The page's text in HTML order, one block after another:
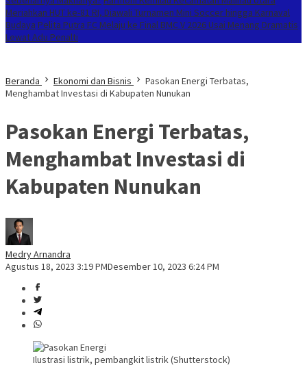
Meriahkan HUT ke-81 RI, Diawali Turnamen Mini Soccer hingga Karnaval
Budaya Pelita Putra FC Melaju ke Final BMC V 2026 Usai Menang Dramatis
Lewat Adu Penalti
Beranda Ekonomi dan Bisnis
Pasokan Energi Terbatas,
Menghambat Investasi di Kabupaten Nunukan
Pasokan Energi Terbatas,
Menghambat Investasi di
Kabupaten Nunukan
Medry Arnandra
Agustus 18, 2023 3:19 PMDesember 10, 2023 6:24 PM
Ilustrasi listrik, pembangkit listrik (Shutterstock)